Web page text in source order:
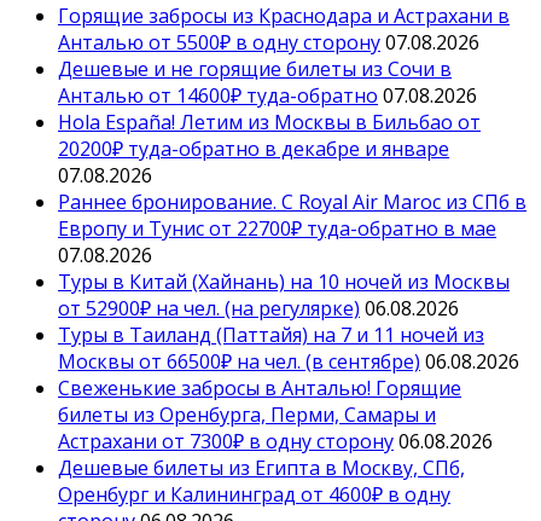
Горящие забросы из Краснодара и Астрахани в
Анталью от 5500₽ в одну сторону07.08.2026
Дешевые и не горящие билеты из Сочи в
Анталью от 14600₽ туда-обратно 07.08.2026
Hola España! Летим из Москвы в Бильбао от
20200₽ туда-обратно в декабре и январе
07.08.2026
Раннее бронирование. С Royal Air Maroc из СПб в
Европу и Тунис от 22700₽ туда-обратно в мае
07.08.2026
Туры в Китай (Хайнань) на 10 ночей из Москвы
от 52900₽ на чел. (на регулярке) 06.08.2026
Туры в Таиланд (Паттайя) на 7 и 11 ночей из
Москвы от 66500₽ на чел. (в сентябре) 06.08.2026
Свеженькие забросы в Анталью! Горящие
билеты из Оренбурга, Перми, Самары и
Астрахани от 7300₽ в одну сторону06.08.2026
Дешевые билеты из Египта в Москву, СПб,
Оренбург и Калининград от 4600₽ в одну